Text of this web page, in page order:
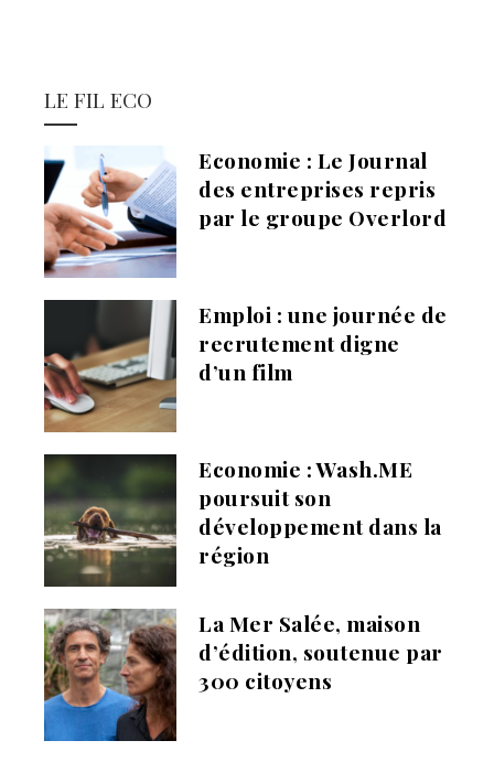
LE FIL ECO
Economie : Le Journal
des entreprises repris
par le groupe Overlord
Emploi : une journée de
recrutement digne
d’un film
Economie : Wash.ME
poursuit son
développement dans la
région
La Mer Salée, maison
d’édition, soutenue par
300 citoyens